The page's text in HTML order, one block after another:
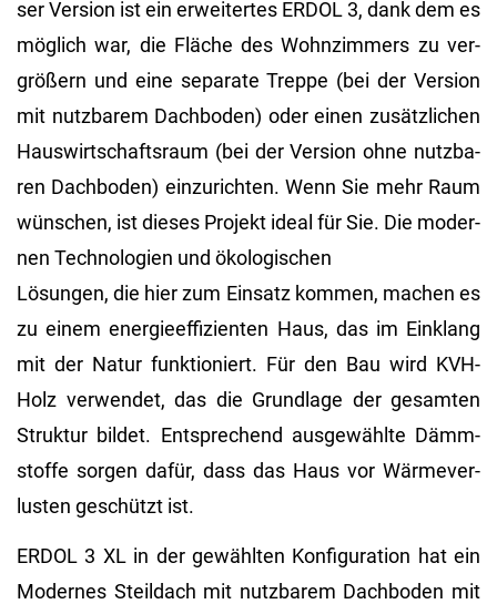
ser Ver­si­on ist ein er­wei­ter­tes ERDOL 3, dank dem es
mög­lich war, die Flä­che des Wohn­zim­mers zu ver­
grö­ßern und eine se­pa­ra­te Trep­pe (bei der Ver­si­on
mit nutz­ba­rem Dach­bo­den) oder einen zu­sätz­li­chen
Haus­wirt­schafts­raum (bei der Ver­si­on ohne nutz­ba­
ren Dach­bo­den) ein­zu­rich­ten. Wenn Sie mehr Raum
wün­schen, ist die­ses Pro­jekt ideal für Sie. Die mo­der­
nen Tech­no­lo­gi­en und öko­lo­gi­schen
Lö­sun­gen, die hier zum Ein­satz kom­men, ma­chen es
zu einem en­er­gie­ef­fi­zi­en­ten Haus, das im Ein­klang
mit der Natur funk­tio­niert. Für den Bau wird KVH-
Holz ver­wen­det, das die Grund­la­ge der ge­sam­ten
Struk­tur bil­det. Ent­spre­chend aus­ge­wähl­te Dämm­
stof­fe sor­gen dafür, dass das Haus vor Wär­me­ver­
lus­ten ge­schützt ist.
ERDOL 3 XL in der ge­wähl­ten Kon­fi­gu­ra­ti­on hat ein
Mo­der­nes Steil­dach mit nutz­ba­rem Dach­bo­den mit